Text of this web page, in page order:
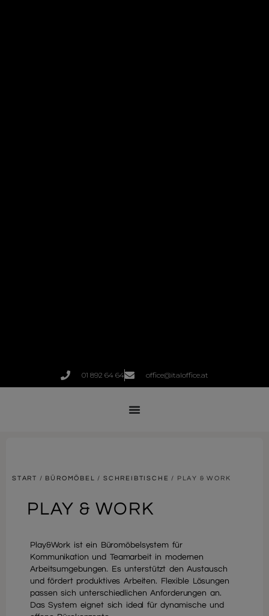
01 892 64 64 office@italoffice.at
START / BÜROMÖBEL /SCHREIBTISCHE / PLAY & WORK
PLAY & WORK
Play&Work ist ein Büromöbelsystem für
Kommunikation und Teamarbeit in modernen
Arbeitsumgebungen. Es unterstützt den Austausch
und fördert produktives Arbeiten. Flexible Lösungen
passen sich unterschiedlichen Anforderungen an.
Das System eignet sich ideal für dynamische und